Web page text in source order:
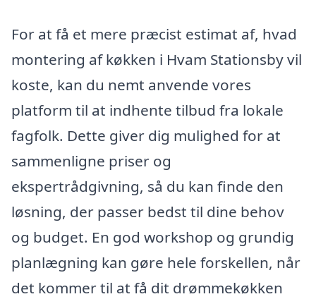
For at få et mere præcist estimat af, hvad
montering af køkken i Hvam Stationsby vil
koste, kan du nemt anvende vores
platform til at indhente tilbud fra lokale
fagfolk. Dette giver dig mulighed for at
sammenligne priser og
ekspertrådgivning, så du kan finde den
løsning, der passer bedst til dine behov
og budget. En god workshop og grundig
planlægning kan gøre hele forskellen, når
det kommer til at få dit drømmekøkken